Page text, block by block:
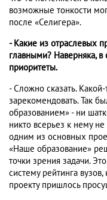
возможные тонкости
после «Селигера».
- Какие из отраслевых
главными? Наверняка, в
приоритеты.
- Сложно сказать.
зарекомендовать. Так
образованием» - ни
никто всерьез к нему
одним из основных
«Наше образование»
точки зрения задачи.
систему рейтинга
проекту пришлось